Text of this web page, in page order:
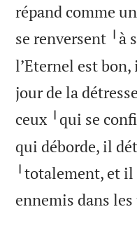
répand comme
se renversent ╵à
l’Eternel est
jour de la
ceux ╵qui se
qui déborde, il
╵totalement, et il
ennemis dans